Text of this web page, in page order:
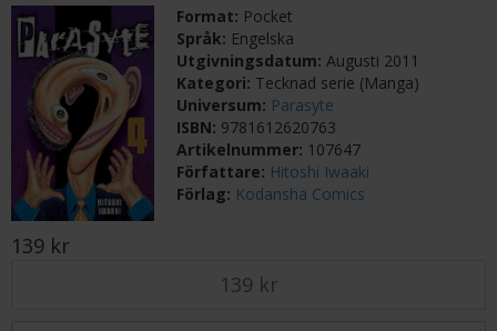
Format: Pocket
Språk: Engelska
Utgivningsdatum:Augusti 2011
Kategori: Tecknad serie (Manga)
Universum: Parasyte
ISBN: 9781612620763
Artikelnummer: 107647
Författare: Hitoshi Iwaaki
Förlag: Kodansha Comics
139 kr
139 kr